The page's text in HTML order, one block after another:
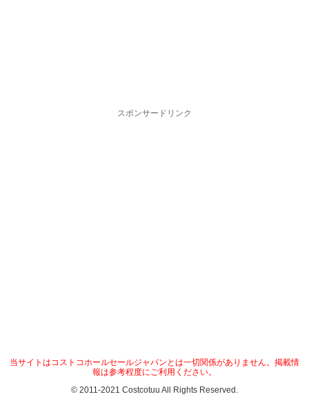
スポンサードリンク
当サイトはコストコホールセールジャパンとは一切関係がありません。掲載情
報は参考程度にご利用ください。
© 2011-2021 Costcotuu All Rights Reserved.